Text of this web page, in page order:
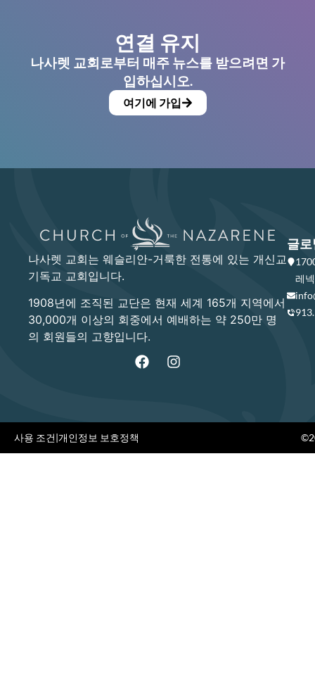
연결 유지
나사렛 교회로부터 매주 뉴스를 받으려면 가
입하십시오.
여기에 가입
나사렛 교회는 웨슬리안-거룩한 전통에 있는 개신교
기독교 교회입니다.
1908년에 조직된 교단은 현재 세계 165개 지역에서
30,000개 이상의 회중에서 예배하는 약 250만 명
의 회원들의 고향입니다.
글로
레
사용 조건|개인정보 보호정책